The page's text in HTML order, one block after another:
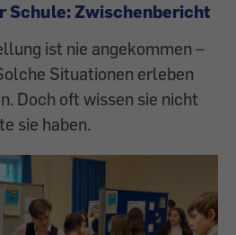
Schule: Zwischenbericht
ist nie angekommen –
Situationen erleben
Doch oft wissen sie nicht
sie haben.